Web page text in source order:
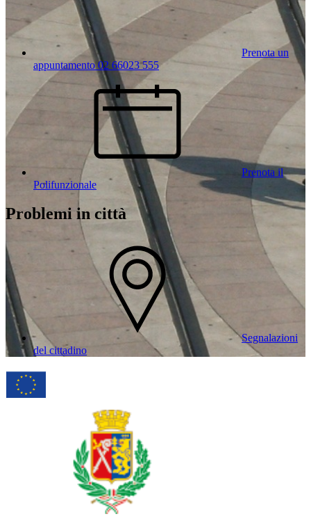
Prenota un
appuntamento 02 66023 555
Prenota il
Polifunzionale
Problemi in città
Segnalazioni
del cittadino